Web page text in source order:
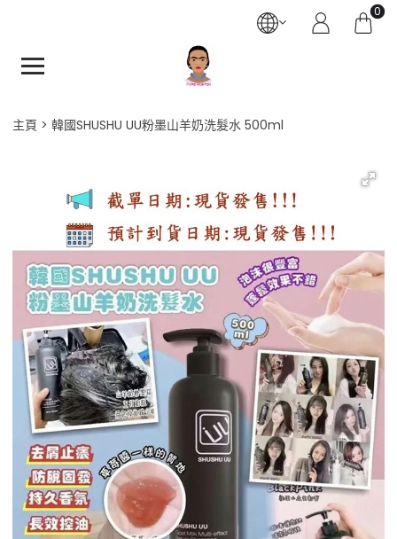
0
主頁 韓國SHUSHU UU粉墨山羊奶洗髮水 500ml